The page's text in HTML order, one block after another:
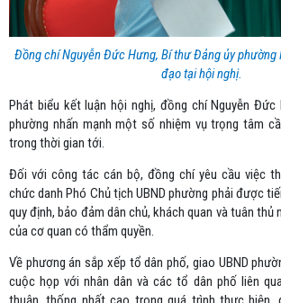
Đồng chí Nguyễn Đức Hưng, Bí thư Đảng ủy phường
đạo tại hội nghị.
Phát biểu kết luận hội nghị, đồng chí Nguyễn
phường nhấn mạnh một số nhiệm vụ trọng tâm
trong thời gian tới.
Đối với công tác cán bộ, đồng chí yêu cầu việc
chức danh Phó Chủ tịch UBND phường phải được
quy định, bảo đảm dân chủ, khách quan và tuân thủ
của cơ quan có thẩm quyền.
Về phương án sắp xếp tổ dân phố, giao UBND
cuộc họp với nhân dân và các tổ dân phố liên